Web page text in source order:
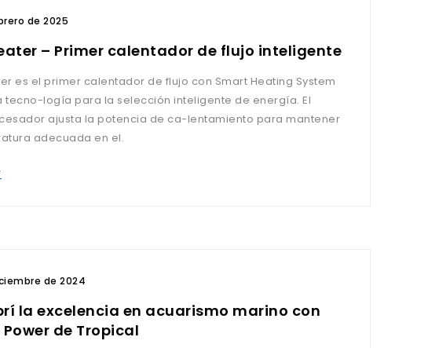
de 2025
– Primer calentador de flujo inteligente
es el primer calentador de flujo con Smart Heating System
tecno-logía para la selección inteligente de energía. El
ajusta la potencia de ca-lentamiento para mantener
adecuada en el.
de 2024
la excelencia en acuarismo marino con
de Tropical